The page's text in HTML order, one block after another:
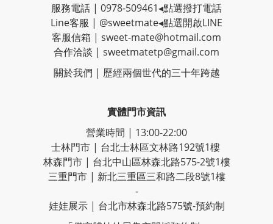
服務電話 | 0978-509461◂點選撥打電話
Line客服 | @sweetmate◂點選開啟LINE
客服信箱 | sweet-mate@hotmail.com
合作洽談 | sweetmatetp@gmail.com
關於我們 | 歷經兩個世代的三十年跨越
實體門市資訊
營業時間 | 13:00-22:00
士林門市 | 台北士林區文林路192號1樓
林森門市 | 台北中山區林森北路575-2號1樓
三重門市 | 新北三重區三和路二段8號1樓
-
娃娃展示 | 台北市林森北路575號-預約制